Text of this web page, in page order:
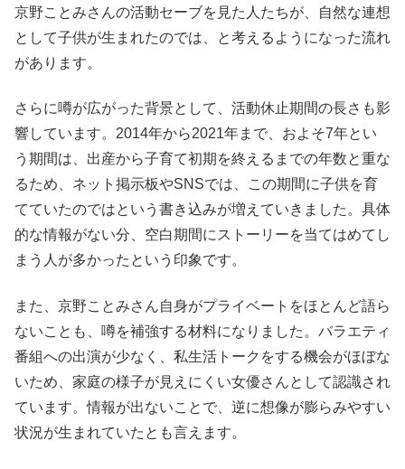
京野ことみさんの活動セーブを見た人たちが、自然な連想
として子供が生まれたのでは、と考えるようになった流れ
があります。
さらに噂が広がった背景として、活動休止期間の長さも影
響しています。2014年から2021年まで、およそ7年とい
う期間は、出産から子育て初期を終えるまでの年数と重な
るため、ネット掲示板やSNSでは、この期間に子供を育
てていたのではという書き込みが増えていきました。具体
的な情報がない分、空白期間にストーリーを当てはめてし
まう人が多かったという印象です。
また、京野ことみさん自身がプライベートをほとんど語ら
ないことも、噂を補強する材料になりました。バラエティ
番組への出演が少なく、私生活トークをする機会がほぼな
いため、家庭の様子が見えにくい女優さんとして認識され
ています。情報が出ないことで、逆に想像が膨らみやすい
状況が生まれていたとも言えます。